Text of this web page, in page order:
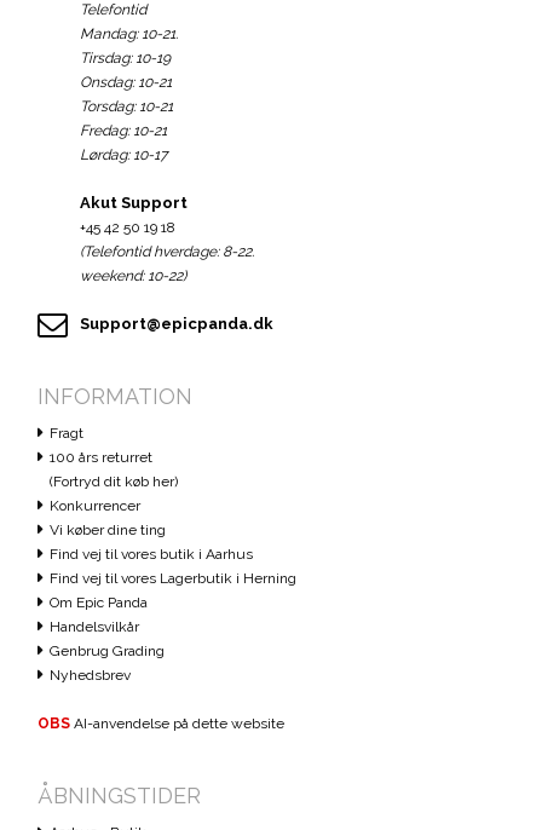
Telefontid
Mandag: 10-21.
Tirsdag: 10-19
Onsdag: 10-21
Torsdag: 10-21
Fredag: 10-21
Lørdag: 10-17
Akut Support
+45 42 50 19 18
(Telefontid hverdage: 8-22.
weekend: 10-22)
Support@epicpanda.dk
INFORMATION
Fragt
100 års returret
(Fortryd dit køb her)
Konkurrencer
Vi køber dine ting
Find vej til vores butik i Aarhus
Find vej til vores Lagerbutik i Herning
Om Epic Panda
Handelsvilkår
Genbrug Grading
Nyhedsbrev
OBS AI-anvendelse på dette website
ÅBNINGSTIDER